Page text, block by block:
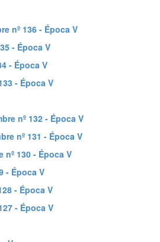
nº 136 - Época V
- Época V
- Época V
- Época V
nº 132 - Época V
nº 131 - Época V
nº 130 - Época V
- Época V
- Época V
- Época V